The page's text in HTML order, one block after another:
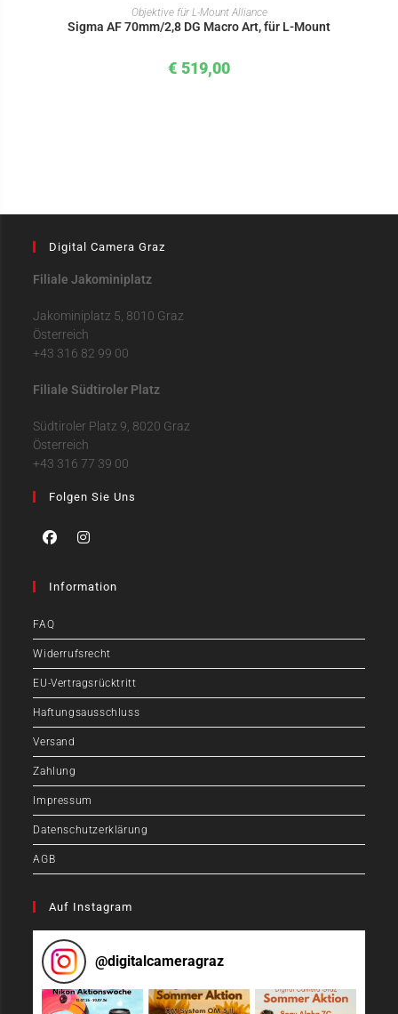
IN DEN WARENKORB
Objektive für L-Mount Alliance
Sigma AF 70mm/2,8 DG Macro Art, für L-Mount
€ 519,00
Digital Camera Graz
Filiale Jakominiplatz
Jakominiplatz 5, 8010 Graz
Österreich
+43 316 82 99 00
Filiale Südtiroler Platz
Südtiroler Platz 9, 8020 Graz
Österreich
+43 316 77 39 00
Folgen Sie Uns
Information
FAQ
Widerrufsrecht
EU-Vertragsrücktritt
Haftungsausschluss
Versand
Zahlung
Impressum
Datenschutzerklärung
AGB
Auf Instagram
@digitalcameragraz